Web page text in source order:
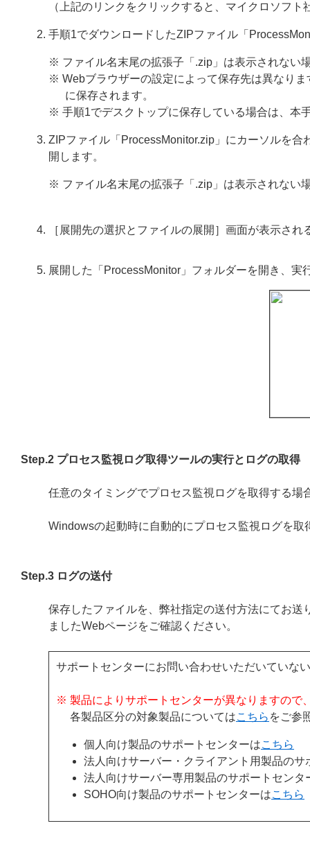
（上記のリンクをクリックすると、マイクロソフ
手順1でダウンロードしたZIPファイル「
※ ファイル名末尾の拡張子「.zip」は表示されない
※ Webブラウザーの設定によって保存先は異なり
に保存されます。
※ 手順1でデスクトップに保存している場合は、本
ZIPファイル「ProcessMonitor.zip」にカーソルを
開します。
※ ファイル名末尾の拡張子「.zip」は表示されない
［展開先の選択とファイルの展開］画面が表示さ
展開した「ProcessMonitor」フォルダーを開き、
Step.2 プロセス監視ログ取得ツールの実行とログの取得
任意のタイミングでプロセス監視ログを取得する場
Windowsの起動時に自動的にプロセス監視ログを取
Step.3 ログの送付
保存したファイルを、弊社指定の送付方法にてお
ましたWebページをご確認ください。
サポートセンターにお問い合わせいただいていな
※ 製品によりサポートセンターが異なりますので
各製品区分の対象製品についてはこちら をご参
個人向け製品のサポートセンターはこちら
法人向けサーバー・クライアント用製品のサ
法人向けサーバー専用製品のサポートセンタ
SOHO向け製品のサポートセンターはこちら